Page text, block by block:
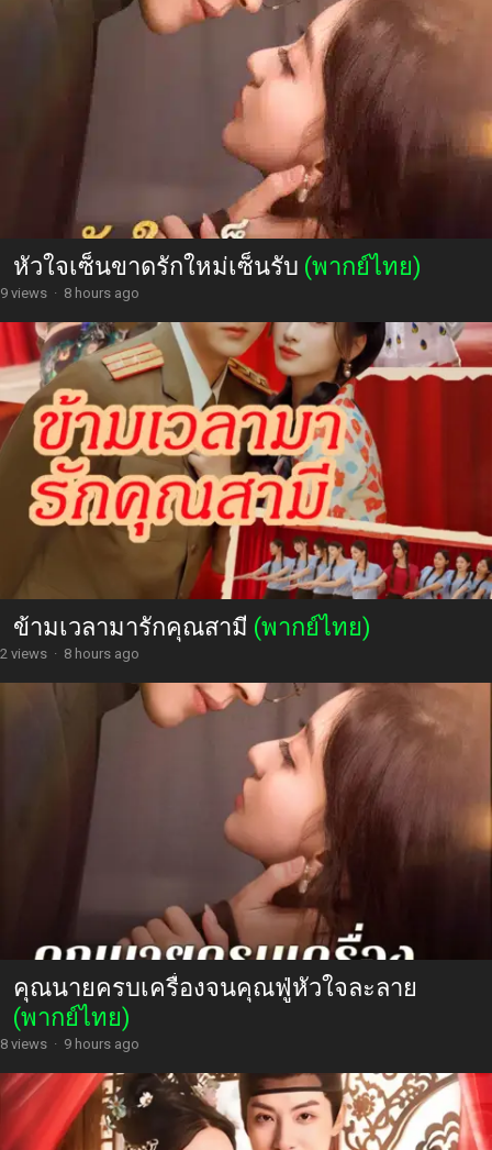
หัวใจเซ็นขาดรักใหม่เซ็นรับ (พากย์ไทย)
9 views · 8 hours ago
ข้ามเวลามารักคุณสามี (พากย์ไทย)
2 views · 8 hours ago
คุณนายครบเครื่องจนคุณฟู่หัวใจละลาย
(พากย์ไทย)
8 views · 9 hours ago